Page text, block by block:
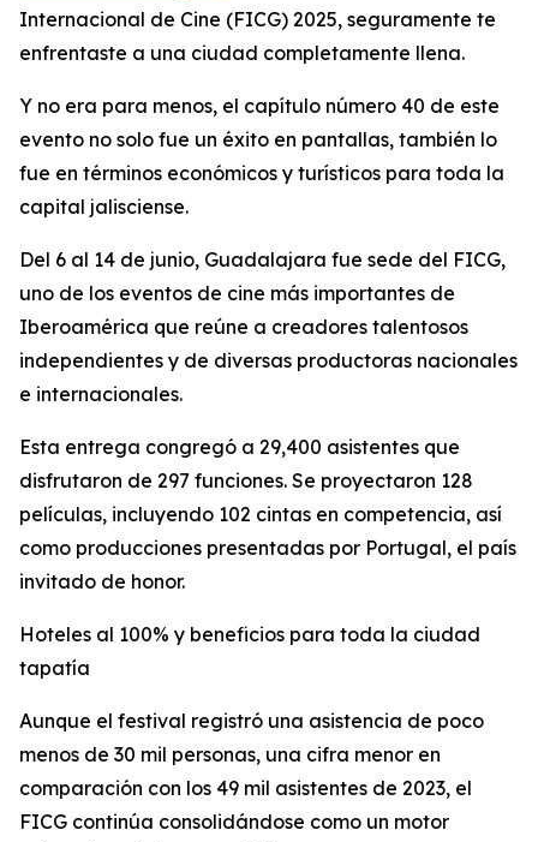
Internacional de Cine (FICG) 2025, seguramente te
enfrentaste a una ciudad completamente llena.
Y no era para menos, el capítulo número 40 de este
evento no solo fue un éxito en pantallas, también lo
fue en términos económicos y turísticos para toda la
capital jalisciense.
Del 6 al 14 de junio, Guadalajara fue sede del FICG,
uno de los eventos de cine más importantes de
Iberoamérica que reúne a creadores talentosos
independientes y de diversas productoras nacionales
e internacionales.
Esta entrega congregó a 29,400 asistentes que
disfrutaron de 297 funciones. Se proyectaron 128
películas, incluyendo 102 cintas en competencia, así
como producciones presentadas por Portugal, el país
invitado de honor.
Hoteles al 100% y beneficios para toda la ciudad
tapatía
Aunque el festival registró una asistencia de poco
menos de 30 mil personas, una cifra menor en
comparación con los 49 mil asistentes de 2023, el
FICG continúa consolidándose como un motor